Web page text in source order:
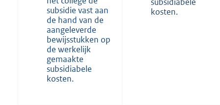
subsidie vast aan
de hand van de
aangeleverde
bewijsstukken op
de werkelijk
gemaakte
subsidiabele
kosten.
kosten.